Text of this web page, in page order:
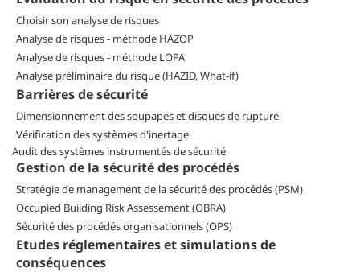
Choisir son analyse de risques
Analyse de risques - méthode HAZOP
Analyse de risques - méthode LOPA
Analyse préliminaire du risque (HAZID, What-if)
Barrières de sécurité
Dimensionnement des soupapes et disques de rupture
Vérification des systèmes d'inertage
Audit des systèmes instrumentés de sécurité
Gestion de la sécurité des procédés
Stratégie de management de la sécurité des procédés (PSM)
Occupied Building Risk Assessement (OBRA)
Sécurité des procédés organisationnels (OPS)
Etudes réglementaires et simulations de
conséquences